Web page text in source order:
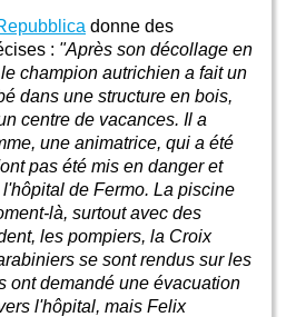
donne des
: "Après son décollage en
champion autrichien a fait un
dans une structure en bois,
centre de vacances. Il a
une animatrice, qui a été
pas été mis en danger et
de Fermo. La piscine
là, surtout avec des
les pompiers, la Croix
se sont rendus sur les
ont demandé une évacuation
l'hôpital, mais Felix